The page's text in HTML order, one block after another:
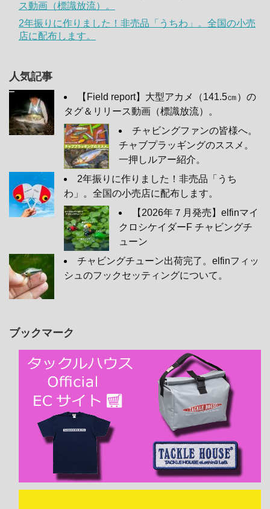
ス動画（標識放流）。
2年振りに作りました！非売品「うちわ」。全国の小売
店に配布します。
人気記事
【Field report】大型アカメ（141.5㎝）の
タグ＆リリース動画（標識放流）。
チャビングファンの皆様へ。
チャブプラッギングのススメ。
一押しルアー紹介。
2年振りに作りました！非売品「うち
わ」。全国の小売店に配布します。
【2026年７月発売】elfinマイ
クロシケイダーF チャビングチ
ューン
チャビングチューン出荷完了。elfinフィッ
シュのフックセッティングについて。
ブックマーク